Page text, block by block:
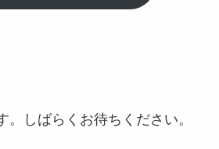
。しばらくお待ちください。